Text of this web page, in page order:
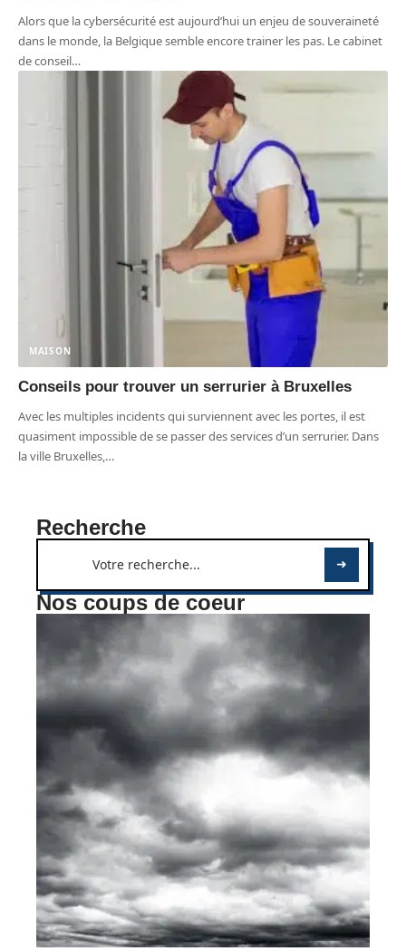
Alors que la cybersécurité est aujourd’hui un enjeu de souveraineté
dans le monde, la Belgique semble encore trainer les pas. Le cabinet
de conseil…
MAISON
Conseils pour trouver un serrurier à Bruxelles
Avec les multiples incidents qui surviennent avec les portes, il est
quasiment impossible de se passer des services d’un serrurier. Dans
la ville Bruxelles,…
Recherche
Nos coups de coeur